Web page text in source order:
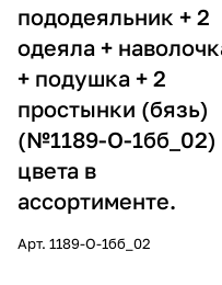
пододеяльник + 2
одеяла +
+ подушка + 2
простынки (бязь)
(№1189-О-1бб_02)
цвета в
ассортименте.
Арт. 1189-О-1бб_02